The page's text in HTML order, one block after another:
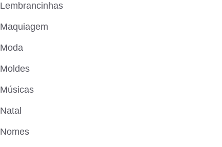
Lembrancinhas
Maquiagem
Moda
Moldes
Músicas
Natal
Nomes